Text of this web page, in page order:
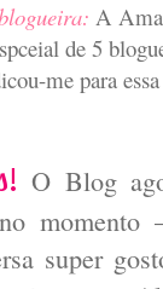
A
de 5
me para
O Blog
super